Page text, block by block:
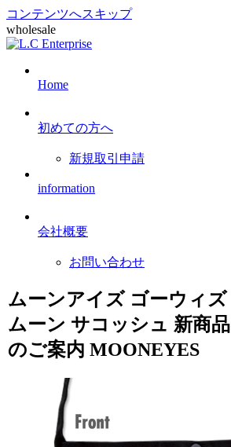
コンテンツへスキップ
wholesale
Home
初めての方へ
新規取引申請
information
会社概要
お問い合わせ
ムーンアイズ ゴーウィズ
ムーン サコッシュ 新商品
のご案内 MOONEYES